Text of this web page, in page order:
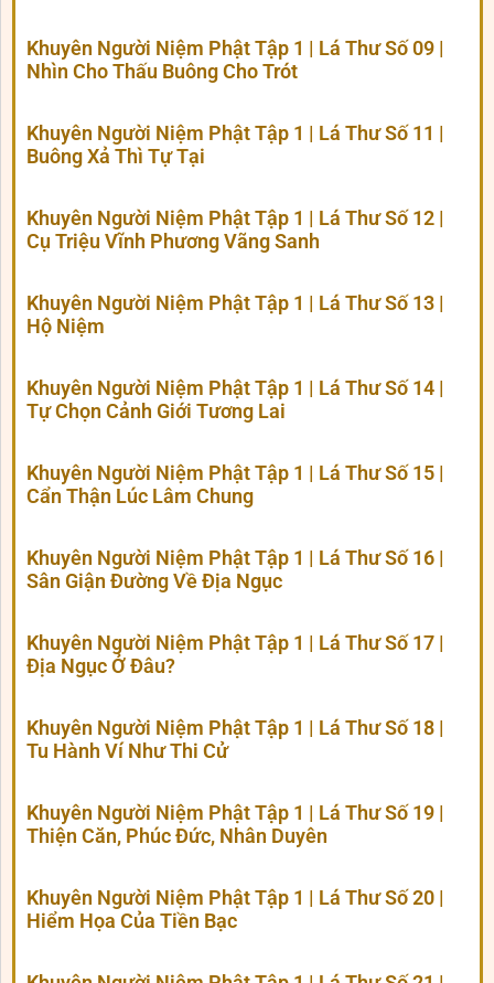
Khuyên Người Niệm Phật Tập 1 | Lá Thư Số 09 |
Nhìn Cho Thấu Buông Cho Trót
Khuyên Người Niệm Phật Tập 1 | Lá Thư Số 11 |
Buông Xả Thì Tự Tại
Khuyên Người Niệm Phật Tập 1 | Lá Thư Số 12 |
Cụ Triệu Vĩnh Phương Vãng Sanh
Khuyên Người Niệm Phật Tập 1 | Lá Thư Số 13 |
Hộ Niệm
Khuyên Người Niệm Phật Tập 1 | Lá Thư Số 14 |
Tự Chọn Cảnh Giới Tương Lai
Khuyên Người Niệm Phật Tập 1 | Lá Thư Số 15 |
Cẩn Thận Lúc Lâm Chung
Khuyên Người Niệm Phật Tập 1 | Lá Thư Số 16 |
Sân Giận Đường Về Địa Ngục
Khuyên Người Niệm Phật Tập 1 | Lá Thư Số 17 |
Địa Ngục Ở Đâu?
Khuyên Người Niệm Phật Tập 1 | Lá Thư Số 18 |
Tu Hành Ví Như Thi Cử
Khuyên Người Niệm Phật Tập 1 | Lá Thư Số 19 |
Thiện Căn, Phúc Đức, Nhân Duyên
Khuyên Người Niệm Phật Tập 1 | Lá Thư Số 20 |
Hiểm Họa Của Tiền Bạc